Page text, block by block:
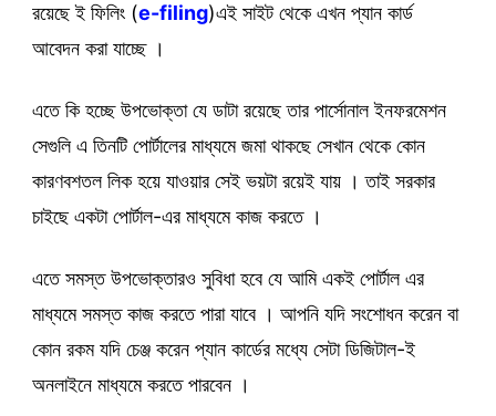
রয়েছে ই ফিলিং (e-filing)এই সাইট থেকে এখন প্যান কার্ড
আবেদন করা যাচ্ছে ।
এতে কি হচ্ছে উপভোক্তা যে ডাটা রয়েছে তার পার্সোনাল ইনফরমেশন
সেগুলি এ তিনটি পোর্টালের মাধ্যমে জমা থাকছে সেখান থেকে কোন
কারণবশতল লিক হয়ে যাওয়ার সেই ভয়টা রয়েই যায় । তাই সরকার
চাইছে একটা পোর্টাল-এর মাধ্যমে কাজ করতে ।
এতে সমস্ত উপভোক্তারও সুবিধা হবে যে আমি একই পোর্টাল এর
মাধ্যমে সমস্ত কাজ করতে পারা যাবে । আপনি যদি সংশোধন করেন বা
কোন রকম যদি চেঞ্জ করেন প্যান কার্ডের মধ্যে সেটা ডিজিটাল-ই
অনলাইনে মাধ্যমে করতে পারবেন ।